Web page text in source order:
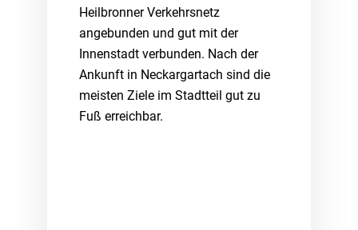
Heilbronner Verkehrsnetz
angebunden und gut mit der
Innenstadt verbunden. Nach der
Ankunft in Neckargartach sind die
meisten Ziele im Stadtteil gut zu
Fuß erreichbar.